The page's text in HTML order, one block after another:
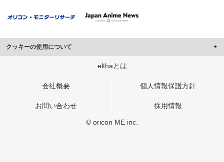
クッキーの使用について
このサイトでは Cookie を使用して、ユーザーに合わせたコンテンツや広告の
行っています。
メディアや広告配信、データ解析の各パートナーに提供しています。
elthaとは
会社概要 個人情報保護方針
お問い合わせ 採用情報
© oricon ME inc.